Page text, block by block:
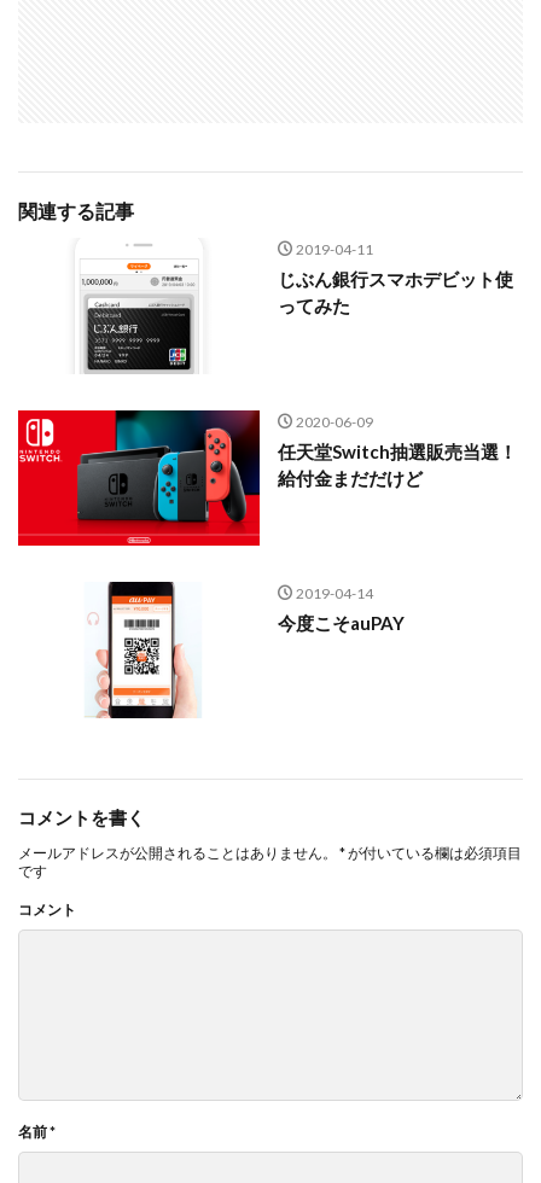
関連する記事
2019-04-11
じぶん銀行スマホデビット使
ってみた
2020-06-09
任天堂Switch抽選販売当選！
給付金まだだけど
2019-04-14
今度こそauPAY
コメントを書く
メールアドレスが公開されることはありません。 *が付いている欄は必須項目
です
コメント
名前*